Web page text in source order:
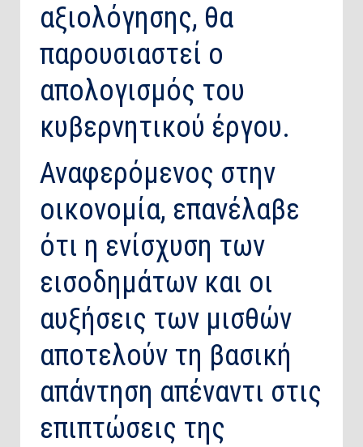
αξιολόγησης, θα
παρουσιαστεί ο
απολογισμός του
κυβερνητικού έργου.
Αναφερόμενος στην
οικονομία, επανέλαβε
ότι η ενίσχυση των
εισοδημάτων και οι
αυξήσεις των μισθών
αποτελούν τη βασική
απάντηση απέναντι στις
επιπτώσεις της